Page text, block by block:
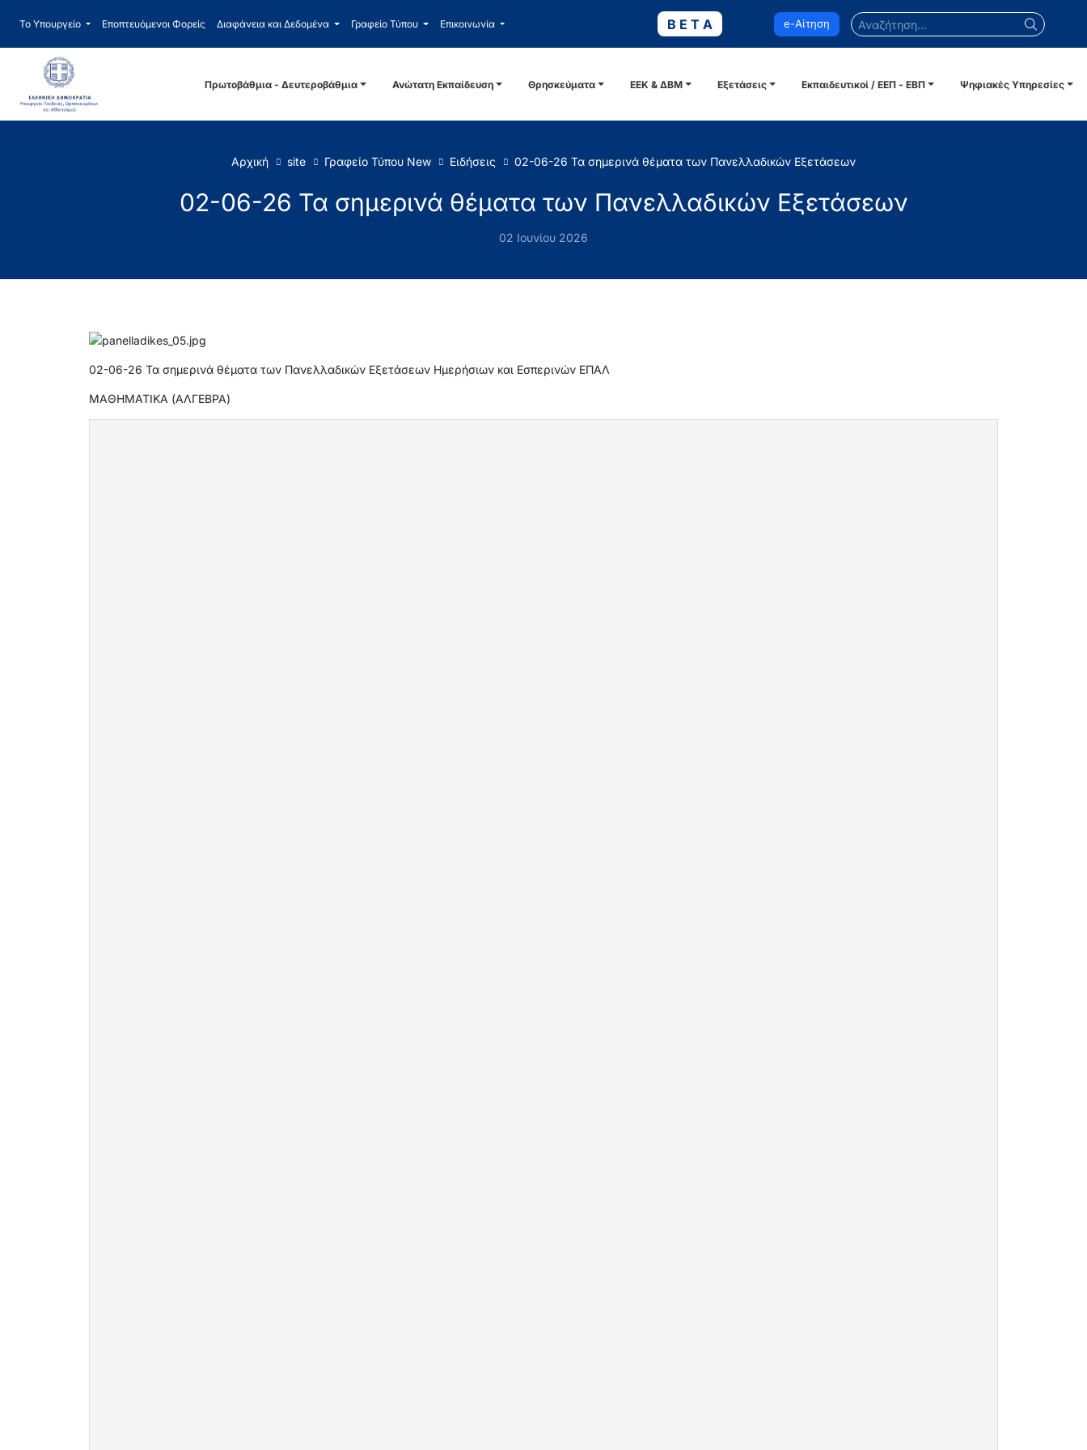
Το Υπουργείο Εποπτευόμενοι Φορείς Διαφάνεια και Δεδομένα Γραφείο Τύπου Επικοινωνία B E T A e-Αίτηση Αναζήτηση...
Πρωτοβάθμια - Δευτεροβάθμια Ανώτατη Εκπαίδευση Θρησκεύματα ΕΕΚ & ΔΒΜ Εξετάσεις Εκπαιδευτικοί / ΕΕΠ - ΕΒΠ Ψηφιακές Υπηρεσίες
Αρχική site Γραφείο Τύπου New Ειδήσεις 02-06-26 Τα σημερινά θέματα των Πανελλαδικών Εξετάσεων
02-06-26 Τα σημερινά θέματα των Πανελλαδικών Εξετάσεων
02 Ιουνίου 2026
02-06-26 Τα σημερινά θέματα των Πανελλαδικών Εξετάσεων Ημερήσιων και Εσπερινών ΕΠΑΛ
ΜΑΘΗΜΑΤΙΚΑ (ΑΛΓΕΒΡΑ)